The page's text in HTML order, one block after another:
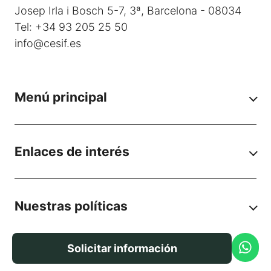
Solicitar información
Josep Irla i Bosch 5-7, 3ª, Barcelona - 08034
Tel: +34 93 205 25 50
info@cesif.es
Menú principal
Enlaces de interés
Nuestras políticas